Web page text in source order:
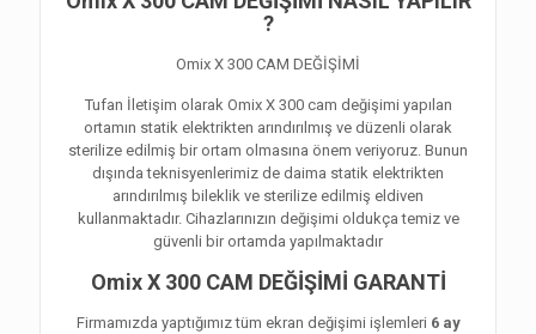
?
Omix X 300 CAM DEĞİŞİMİ
Tufan İletişim olarak Omix X 300 cam değişimi yapılan
ortamın statik elektrikten arındırılmış ve düzenli olarak
sterilize edilmiş bir ortam olmasına önem veriyoruz. Bunun
dışında teknisyenlerimiz de daima statik elektrikten
arındırılmış bileklik ve sterilize edilmiş eldiven
kullanmaktadır. Cihazlarınızın değişimi oldukça temiz ve
güvenli bir ortamda yapılmaktadır
Omix X 300 CAM DEĞİŞİMİ GARANTİ
Firmamızda yaptığımız tüm ekran değişimi işlemleri 6 ay